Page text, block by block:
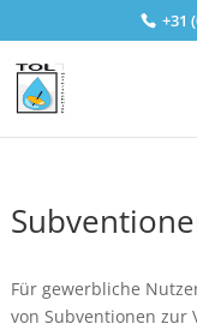
+31
Für gewerbliche
von Subventionen zur